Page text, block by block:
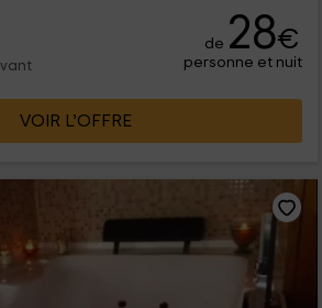
de 28€
personne et nuit
VOIR L’OFFRE